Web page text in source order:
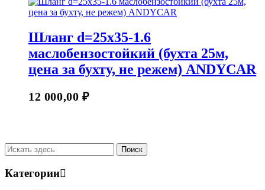
Шланг d=25х35-1.6
маслобензостойкий (бухта 25м,
цена за бухту, не режем) ANDYCAR
12 000,00 ₽
Категории